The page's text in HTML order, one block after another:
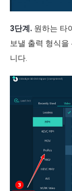
3단계. 원하는 타
보낼 출력 형식을
니다.